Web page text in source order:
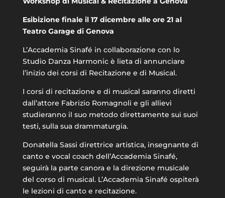
Esibizione finale il 17 dicembre alle ore 21 al
Teatro Garage di Genova
L’Accademia Sinafé in collaborazione con lo
Studio Danza Harmonic è lieta di annunciare
l’inizio dei corsi di Recitazione e di Musical.
I corsi di recitazione e di musical saranno diretti
dall’attore Fabrizio Romagnoli e gli allievi
studieranno il suo metodo direttamente sui suoi
testi, sulla sua drammaturgia.
Donatella Sassi direttrice artistica, insegnante di
canto e vocal coach dell’Accademia Sinafé,
seguirà la parte canora e la direzione musicale
del corso di musical. L’Accademia Sinafé ospiterà
le lezioni di canto e recitazione.